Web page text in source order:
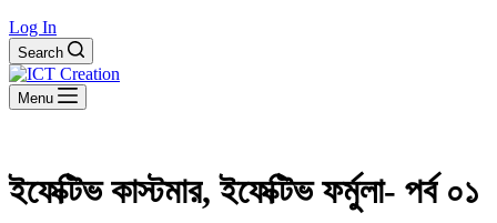
Log In
Search
Menu
ইফেক্টিভ কাস্টমার, ইফেক্টিভ ফর্মুলা- পর্ব ০১